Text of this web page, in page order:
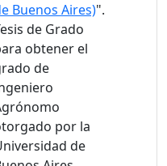
Buenos Aires)".
de Grado
obtener el
de
por la
de